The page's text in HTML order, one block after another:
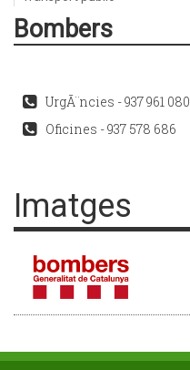
Bombers
UrgÃ¨ncies - 937 961 080
Oficines - 937 578 686
Imatges